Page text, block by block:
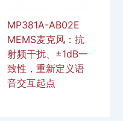
MP381A-AB02E
MEMS麦克风：抗
射频干扰、±1dB一
致性，重新定义语
音交互起点